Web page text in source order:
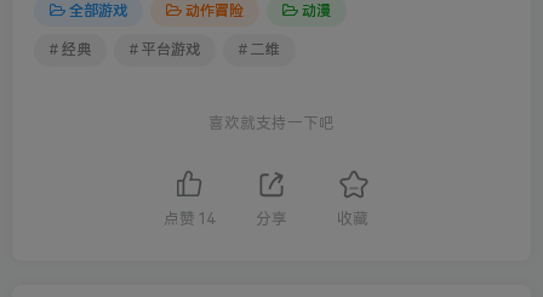
全部游戏 动作冒险 动漫
# 经典 # 平台游戏 # 二维
喜欢就支持一下吧
点赞 14 分享 收藏